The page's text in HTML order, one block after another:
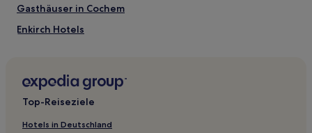
Gasthäuser in Cochem
Enkirch Hotels
Hausen Hotels
Top-Reiseziele
Hotels in Deutschland